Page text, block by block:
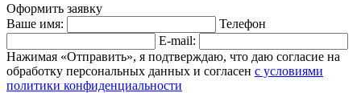
Оформить заявку
Ваше имя:
Телефон
E-mail:
Нажимая «Отправить», я подтверждаю, что даю согласие на
обработку персональных данных и согласен с условиями
политики конфиденциальности